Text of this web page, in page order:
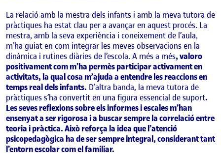
La relació amb la mestra dels infants i amb la meva tutora de
pràctiques ha estat clau per a avançar en aquest procés. La
mestra, amb la seva experiència i coneixement de l’aula,
m’ha guiat en com integrar les meves observacions en la
dinàmica i rutines diàries de l’escola. A més a més, valoro
positivament com m’ha permès participar activament en
activitats, la qual cosa m’ajuda a entendre les reaccions en
temps real dels infants. D’altra banda, la meva tutora de
pràctiques s’ha convertit en una figura essencial de suport.
Les seves reflexions sobre els informes i escales m’han
ensenyat a ser rigorosa i a buscar sempre la correlació entre
teoria i pràctica. Això reforça la idea que l’atenció
psicopedagògica ha de ser sempre integral, considerant tant
l’entorn escolar com el familiar.